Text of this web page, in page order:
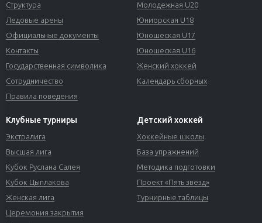
Структура
Ледовые арены
Официальные документы
Контакты
Государственная символика
Сотрудничество
Правила поведения
Молодежная U20
Юниорская U18
Юношеская U17
Юношеская U16
Женский хоккей
Календарь сборных
Клубные турниры
Экстралига
Высшая лига
Кубок Руслана Салея
Кубок Цыплакова
Женская лига
Церемония закрытия
Детский хоккей
Хоккейные школы
База упражнений
Методика подготовки
Проект «Пять звезд»
Турнирные таблицы